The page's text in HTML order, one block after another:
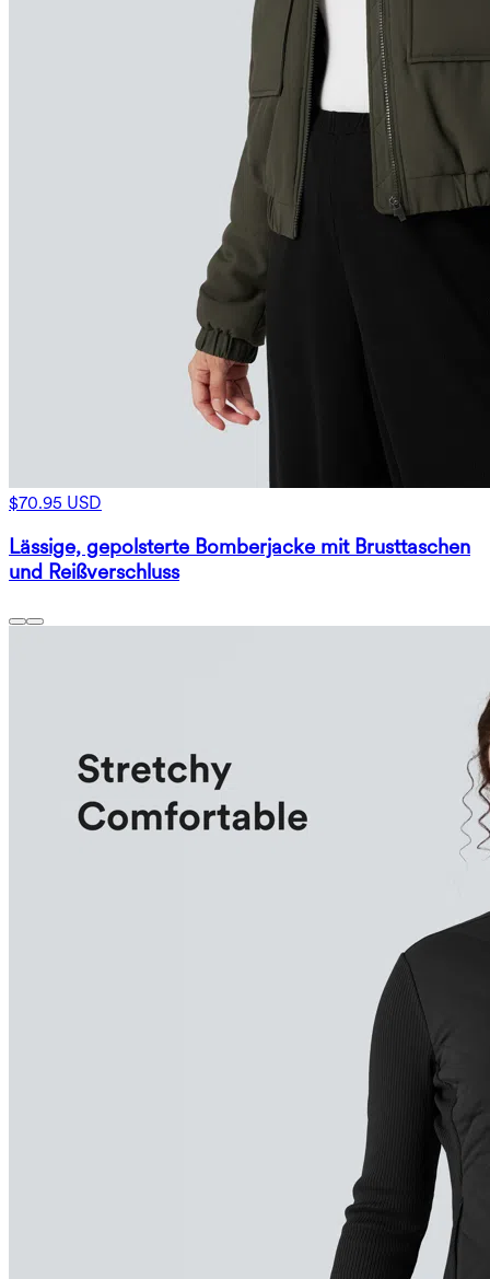
$70.95 USD
Lässige, gepolsterte Bomberjacke mit Brusttaschen
und Reißverschluss